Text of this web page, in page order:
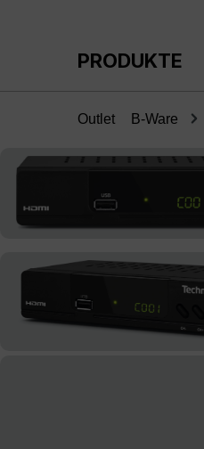
PRODUKTE
Outlet B-Ware
Bildergalerie überspringen